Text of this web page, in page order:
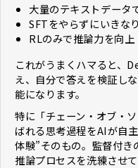
大量のテキストデータ
SFTをやらずにいきな
RLのみで推論力を向上
これがうまくハマると、
え、自分で答えを検証し
能になります。
特に「チェーン・オブ・
ばれる思考過程をAIが自
体験”そのもの。監督付き
推論プロセスを洗練させ